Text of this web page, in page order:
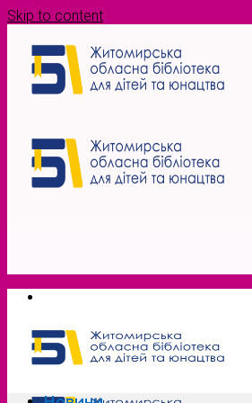
Skip to content